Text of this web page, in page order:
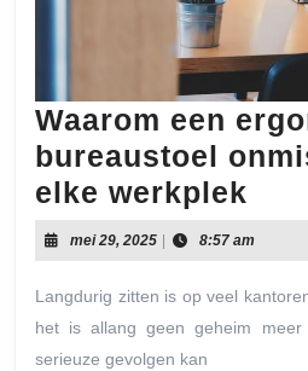
Waarom een
bureaustoel
elke werkplek
een
mei 29, 2025mei
29,
8:57 am
Langdurig zitten is op veel
het is allang geen geheim
serieuze gevolgen kan